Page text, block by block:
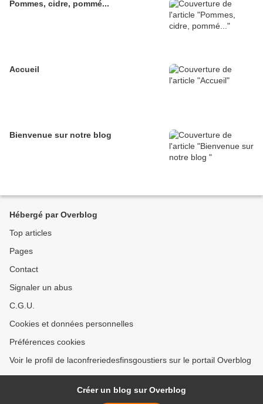
Pommes, cidre, pommé...
Accueil
Bienvenue sur notre blog
Hébergé par Overblog
Top articles
Pages
Contact
Signaler un abus
C.G.U.
Cookies et données personnelles
Préférences cookies
Voir le profil de laconfreriedesfinsgoustiers sur le portail Overblog
Créer un blog sur Overblog